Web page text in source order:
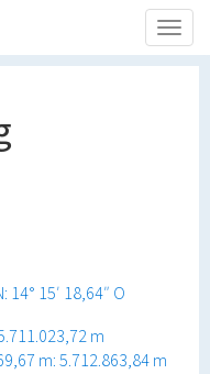
14° 15′ 18,64″ O
m
m: 5.712.863,84 m